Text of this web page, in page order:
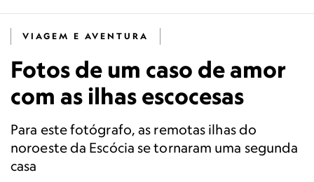
VIAGEM E AVENTURA
Fotos de um caso de amor
com as ilhas escocesas
Para este fotógrafo, as remotas ilhas do
noroeste da Escócia se tornaram uma segunda
casa